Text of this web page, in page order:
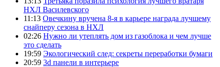
НХЛ Василевского
11:13 Овечкину вручена 8-я в карьере награда лучшему
снайперу сезона в НХЛ
02:26 Нужно ли утеплять дом из газоблока и чем лучше
это сделать
19:59 Экологический след: секреты переработки бумаги
20:59 3d панели в интерьере